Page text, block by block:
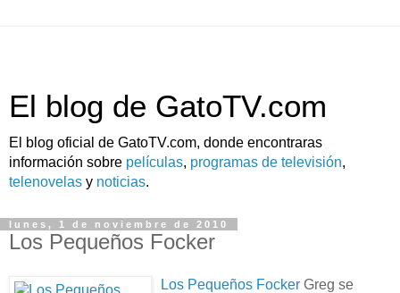
El blog de GatoTV.com
El blog oficial de GatoTV.com, donde encontraras
información sobre películas, programas de televisión,
telenovelas y noticias.
lunes, 1 de noviembre de 2010
Los Pequeños Focker
Los Pequeños Focker Greg se